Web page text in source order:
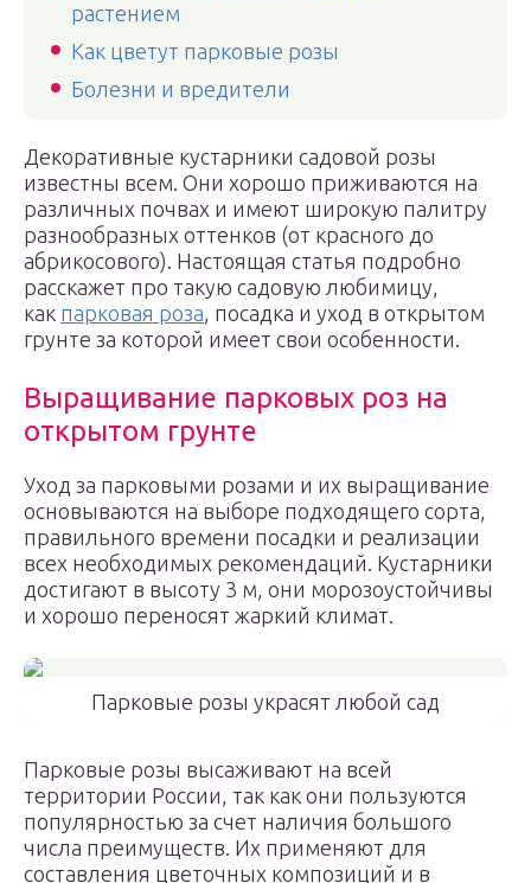
растением
Как цветут парковые розы
Болезни и вредители
Декоративные кустарники садовой розы
известны всем. Они хорошо приживаются на
различных почвах и имеют широкую палитру
разнообразных оттенков (от красного до
абрикосового). Настоящая статья подробно
расскажет про такую садовую любимицу,
как парковая роза, посадка и уход в открытом
грунте за которой имеет свои особенности.
Выращивание парковых роз на
открытом грунте
Уход за парковыми розами и их выращивание
основываются на выборе подходящего сорта,
правильного времени посадки и реализации
всех необходимых рекомендаций. Кустарники
достигают в высоту 3 м, они морозоустойчивы
и хорошо переносят жаркий климат.
Парковые розы украсят любой сад
Парковые розы высаживают на всей
территории России, так как они пользуются
популярностью за счет наличия большого
числа преимуществ. Их применяют для
составления цветочных композиций и в